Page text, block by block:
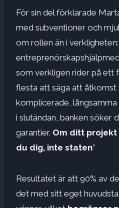
För sin del förklarade
med subventioner och
om rollen än i
som verkligen rider på ett
flesta att säga att åtkomst
komplicerade, långsamma
i slutändan, banken söker
garantier. Om ditt
du dig, inte staten”
Resultatet är att 90% av
det med sitt eget